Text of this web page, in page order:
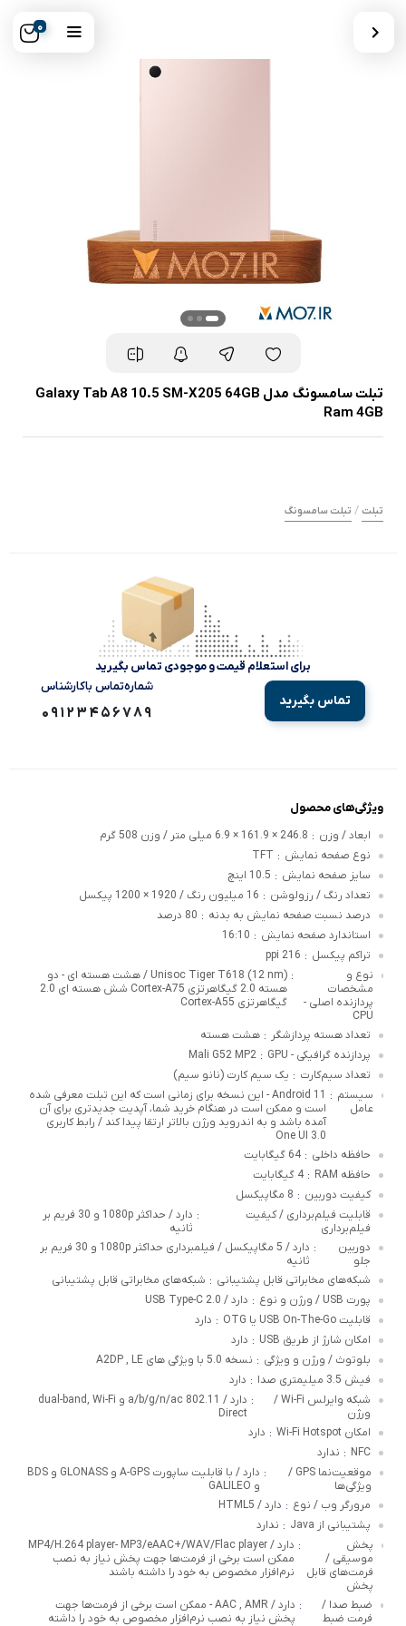
0
تبلت سامسونگ مدل Galaxy Tab A8 10.5 SM-X205 64GB
Ram 4GB
تبلت / تبلت سامسونگ
برای استعلام قیمت و موجودی تماس بگیرید
تماس بگیرید
شماره‌تماس‌ با‌کارشناس
09123456789
ویژگی‌های محصول
ابعاد / وزن : 246.8 × 161.9 × 6.9 میلی متر / وزن 508 گرم
نوع صفحه نمایش :
TFT
سایز صفحه نمایش : 10.5 اینچ
تعداد رنگ / رزولوشن : 16 میلیون رنگ / 1920 × 1200 پیکسل
درصد نسبت صفحه نمایش به بدنه : 80 درصد
استاندارد صفحه نمایش :
16:10
تراکم پیکسل :
216 ppi
نوع و
مشخصات
پردازنده اصلی -
CPU
:
Unisoc Tiger T618 (12 nm) / هشت هسته ای - دو
هسته 2.0 گیگاهرتزی Cortex-A75 شش هسته ای 2.0
گیگاهرتزی Cortex-A55
تعداد هسته پردازشگر : هشت هسته
پردازنده گرافیکی - GPU
:
Mali G52 MP2
تعداد سیم‌کارت : یک سیم کارت (نانو سیم)
سیستم
عامل
:
Android 11 - این نسخه برای زمانی است که این تبلت معرفی شده
است و ممکن است در هنگام خرید شما، آپدیت جدیدتری برای آن
آمده باشد و به اندروید ورژن بالاتر ارتقا پیدا کند / رابط کاربری
One UI 3.0
حافظه داخلی : 64 گیگابایت
حافظه RAM
: 4 گیگابایت
کیفیت دوربین : 8 مگاپیکسل
قابلیت فیلم‌برداری / کیفیت
فیلم‌برداری
:
دارد / حداکثر 1080p و 30 فریم بر
ثانیه
دوربین
جلو
:
دارد / 5 مگاپیکسل / فیلمبرداری حداکثر 1080p و 30 فریم بر
ثانیه
شبکه‌های مخابراتی قابل پشتیبانی : شبکه‌های مخابراتی قابل پشتیبانی
پورت USB / ورژن و نوع
: دارد / USB Type-C 2.0
قابلیت USB On-The-Go یا OTG
: دارد
امکان شارژ از طریق USB
: دارد
بلوتوث / ورژن و ویژگی : نسخه 5.0 با ویژگی های A2DP , LE
فیش 3.5 میلیمتری صدا
: دارد
شبکه وایرلس Wi-Fi /
ورژن
:
دارد / 802.11 a/b/g/n/ac و dual-band, Wi-Fi
Direct
امکان Wi-Fi Hotspot
: دارد
NFC
: ندارد
موقعیت‌نما GPS /
ویژگی‌ها
:
دارد / با قابلیت ساپورت A-GPS و GLONASS و BDS
و GALILEO
مرورگر وب / نوع : دارد / HTML5
پشتیبانی از Java
: ندارد
پخش
موسیقی /
فرمت‌های قابل
پخش
:
دارد / MP4/H.264 player- MP3/eAAC+/WAV/Flac player
ممکن است برخی از فرمت‌ها جهت پخش نیاز به نصب
نرم‌افزار مخصوص به خود را داشته باشند
ضبط صدا /
فرمت ضبط
:
دارد / AAC , AMR - ممکن است برخی از فرمت‌ها جهت
پخش نیاز به نصب نرم‌افزار مخصوص به خود را داشته